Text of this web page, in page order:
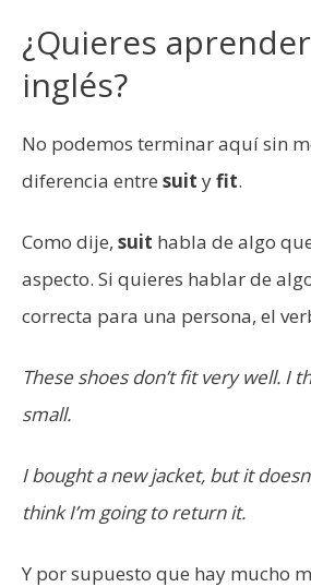
¿Quieres
inglés?
No podemos terminar aquí sin
diferencia entre suit yfit.
Como dije, suit habla de algo
aspecto. Si quieres hablar de
correcta para una persona, el
These shoes don’t fit very well. I
small.
I bought a new jacket, but it
think I’m going to return it.
Y por supuesto que hay mucho